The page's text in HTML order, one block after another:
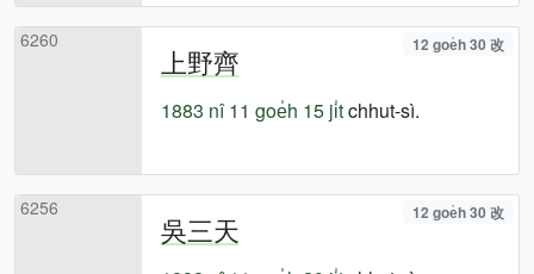
6260
上野齊 12 goe̍h 30 改
1883 nî 11 goe̍h 15 ji̍tchhut-sì.
6256
吳三天 12 goe̍h 30 改